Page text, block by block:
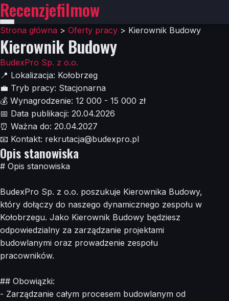
Recenzjefilmow
Strona główna > Oferty pracy > Kierownik Budowy
Kierownik Budowy
BudexPro Sp. z o.o.
📍 Lokalizacja: Kołobrzeg
💼 Tryb pracy: Stacjonarna
💰 Wynagrodzenie: 12 000 - 15 000 zł
📅 Data publikacji: 20.04.2026
⏰ Ważna do: 20.04.2027
📧 Kontakt: rekrutacja@budexpro.pl
Opis stanowiska
# Opis stanowiska
BudexPro Sp. z o.o. poszukuje Kierownika Budowy,
który dołączy do naszego dynamicznego zespołu w
Kołobrzegu. Jako Kierownik Budowy będziesz
odpowiedzialny za zarządzanie projektami
budowlanymi oraz prowadzenie zespołu
pracowników.
## Obowiązki:
- Zarządzanie całym procesem budowlanym od